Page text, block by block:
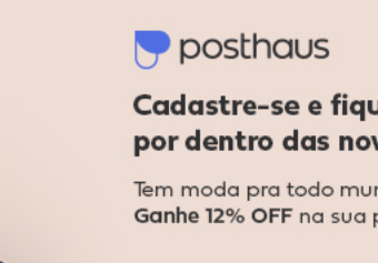
Ver todas as avaliações